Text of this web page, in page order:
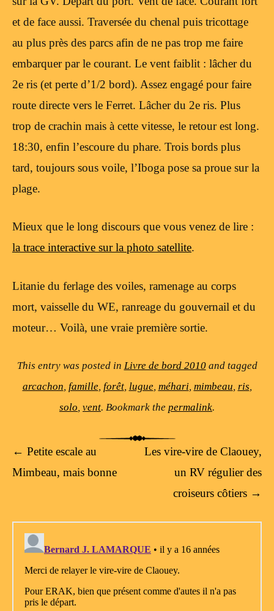
et de face aussi. Traversée du chenal puis tricottage
au plus près des parcs afin de ne pas trop me faire
embarquer par le courant. Le vent faiblit : lâcher du
2e ris (et perte d’1/2 bord). Assez engagé pour faire
route directe vers le Ferret. Lâcher du 2e ris. Plus
trop de crachin mais à cette vitesse, le retour est long.
18:30, enfin l’escoure du phare. Trois bords plus
tard, toujours sous voile, l’Iboga pose sa proue sur la
plage.
Mieux que le long discours que vous venez de lire :
la trace interactive sur la photo satellite.
Litanie du ferlage des voiles, ramenage au corps
mort, vaisselle du WE, ranreage du gouvernail et du
moteur… Voilà, une vraie première sortie.
This entry was posted in Livre de bord 2010and tagged
arcachon, famille, forêt, lugue, méhari, mimbeau, ris,
solo, vent. Bookmark the permalink.
Post navigation
← Petite escale au
Mimbeau, mais bonne
Les vire-vire de Claouey,
un RV régulier des
croiseurs côtiers →